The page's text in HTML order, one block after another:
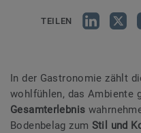
TEILEN
In der Gastronomie zählt
wohlfühlen, das Ambiente
Gesamterlebnis
Bodenbelag zum Stil und